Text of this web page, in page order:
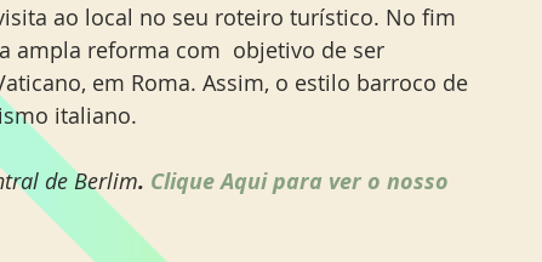
ao local no seu roteiro turístico. No fim
ampla reforma com  objetivo de ser
em Roma. Assim, o estilo barroco de
italiano.
de Berlim. Clique Aqui para ver o nosso